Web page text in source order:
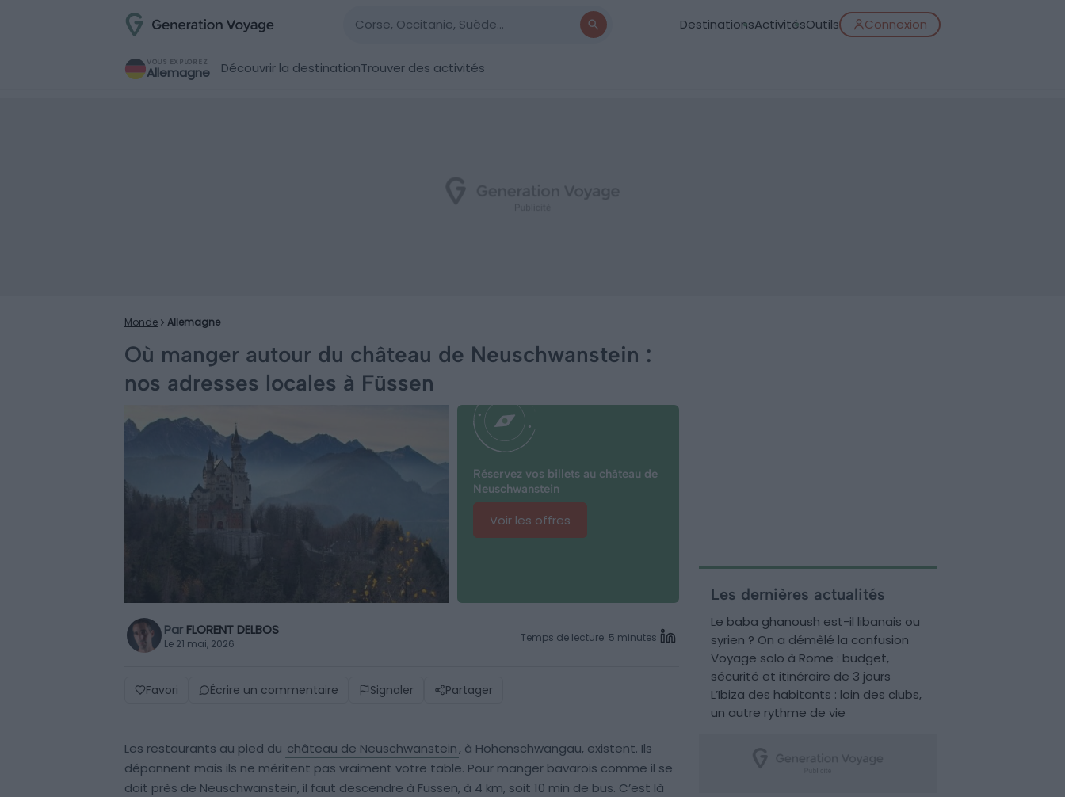
DestinationsActivitésOutils Connexion
VOUS EXPLOREZ
Allemagne Découvrir la destinationTrouver des activités
Monde Allemagne
Où manger autour du château de Neuschwanstein :
nos adresses locales à Füssen
Réservez vos billets au château de
Neuschwanstein
Voir les offres
Par FLORENT DELBOS
Le 21 mai, 2026 Temps de lecture: 5 minutes
Favori Écrire un commentaire Signaler Partager
Les restaurants au pied du château de Neuschwanstein, à Hohenschwangau, existent. Ils
dépannent mais ils ne méritent pas vraiment votre table. Pour manger bavarois comme il se
doit près de Neuschwanstein, il faut descendre à Füssen, à 4 km, soit 10 min de bus. C’est là
Les dernières actualités
Le baba ghanoush est-il libanais ou
syrien ? On a démêlé la confusion
Voyage solo à Rome : budget,
sécurité et itinéraire de 3 jours
L’Ibiza des habitants : loin des clubs,
un autre rythme de vie